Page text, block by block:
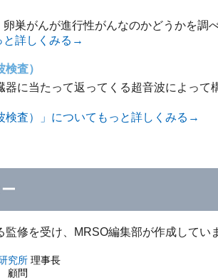
巣がんが進行性がんなのかどうかを調べ
と詳しくみる→
査）
器に当たって返ってくる超音波によっ
検査）」についてもっと詳しくみる→
修を受け、MRSO編集部が作成してい
究所 理事長
顧問